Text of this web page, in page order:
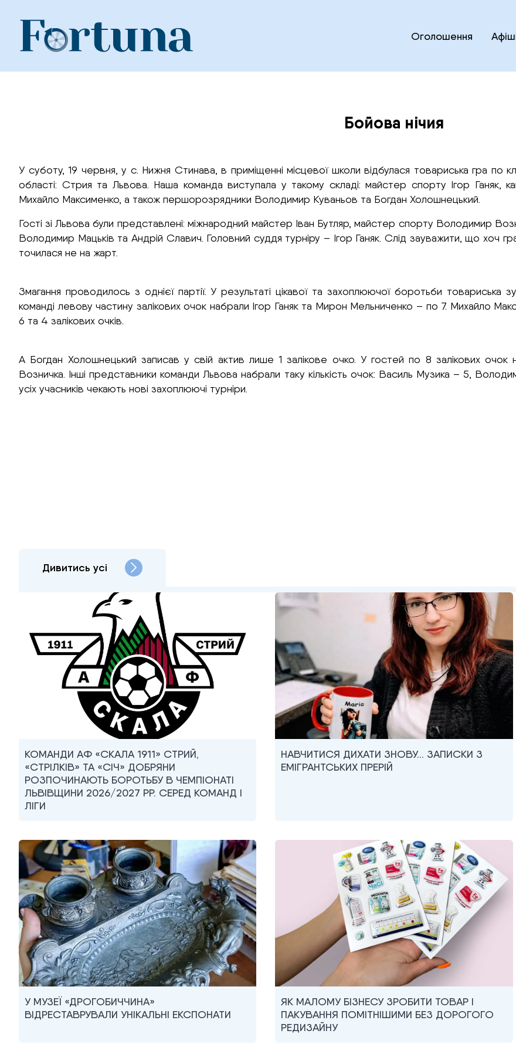
content
Оголошення
Бойова нічия
У суботу, 19 червня, у с. Нижня Стинава, в приміщенні місцевої школи відбулася товариська гра по
області: Стрия та Львова. Наша команда виступала у такому складі: майстер спорту Ігор
Михайло Максименко, а також першорозрядники Володимир Куваньов та Богдан Холошнецький.
Гості зі Львова були представлені: міжнародний майстер Іван Бутляр, майстер спорту Володимир
Володимир Мацьків та Андрій Славич. Головний суддя турніру – Ігор Ганяк. Слід зауважити, що хоч
точилася не на жарт.
Змагання проводилось з однієї партії. У результаті цікавої та захоплюючої боротьби товариська
команді левову частину залікових очок набрали Ігор Ганяк та Мирон Мельниченко – по 7. Михайло
6 та 4 залікових очків.
А Богдан Холошнецький записав у свій актив лише 1 залікове очко. У гостей по 8 залікових
Возничка. Інші представники команди Львова набрали таку кількість очок: Василь Музика – 5,
усіх учасників чекають нові захоплюючі турніри.
Дивитись усі
КОМАНДИ АФ «СКАЛА 1911» СТРИЙ,
«СТРІЛКІВ» ТА «СІЧ» ДОБРЯНИ
РОЗПОЧИНАЮТЬ БОРОТЬБУ В ЧЕМПІОНАТІ
ЛЬВІВЩИНИ 2026/2027 РР. СЕРЕД КОМАНД I
ЛІГИ
НАВЧИТИСЯ ДИХАТИ ЗНОВУ… ЗАПИСКИ З
ЕМІГРАНТСЬКИХ ПРЕРІЙ
У МУЗЕЇ «ДРОГОБИЧЧИНА»
ВІДРЕСТАВРУВАЛИ УНІКАЛЬНІ ЕКСПОНАТИ
ЯК МАЛОМУ БІЗНЕСУ ЗРОБИТИ ТОВАР І
ПАКУВАННЯ ПОМІТНІШИМИ БЕЗ ДОРОГОГО
РЕДИЗАЙНУ